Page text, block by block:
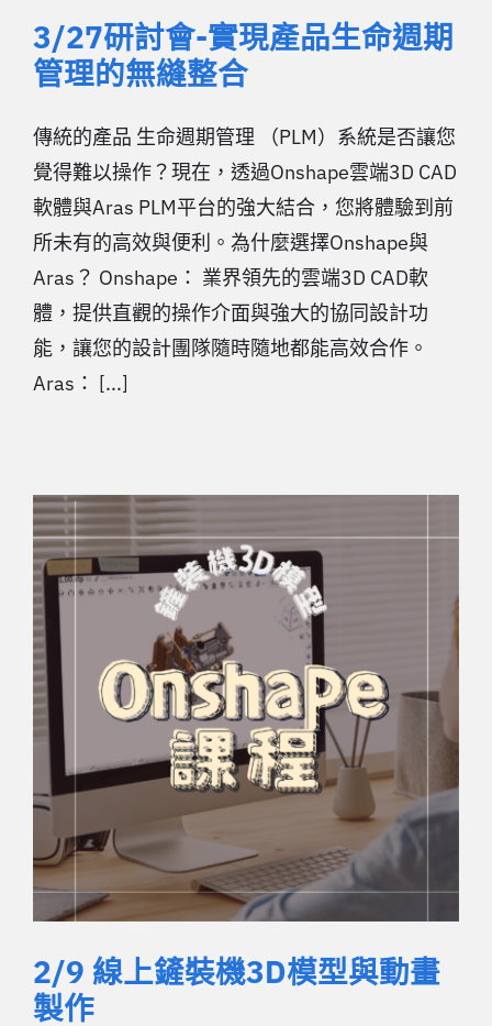
3/27研討會-實現產品生命週期
管理的無縫整合
傳統的產品 生命週期管理 （PLM）系統是否讓您
覺得難以操作？現在，透過Onshape雲端3D CAD
軟體與Aras PLM平台的強大結合，您將體驗到前
所未有的高效與便利。為什麼選擇Onshape與
Aras？ Onshape： 業界領先的雲端3D CAD軟
體，提供直觀的操作介面與強大的協同設計功
能，讓您的設計團隊隨時隨地都能高效合作。
Aras： [...]
2/9 線上鏟裝機3D模型與動畫
製作